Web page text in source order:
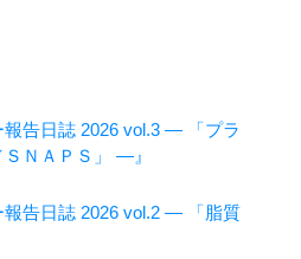
報告日誌 2026 vol.3 ― 「プラ
ＮＡＰＳ」 ―』
報告日誌 2026 vol.2 ― 「脂質